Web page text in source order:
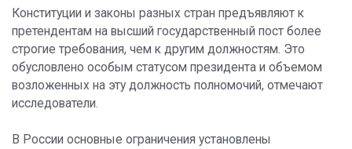
Конституции и законы разных стран предъявляют к
претендентам на высший государственный пост более
строгие требования, чем к другим должностям. Это
обусловлено особым статусом президента и объемом
возложенных на эту должность полномочий, отмечают
исследователи.
В России основные ограничения установлены